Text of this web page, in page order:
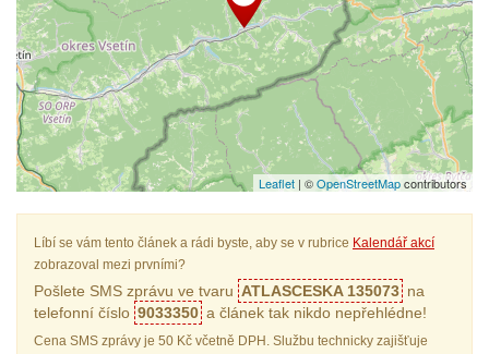
Leaflet | ©OpenStreetMapcontributors
Líbí se vám tento článek a rádi byste, aby se v rubrice Kalendář akcí
zobrazoval mezi prvními?
Pošlete SMS zprávu ve tvaru ATLASCESKA 135073 na
telefonní číslo 9033350 a článek tak nikdo nepřehlédne!
Cena SMS zprávy je 50 Kč včetně DPH. Službu technicky zajišťuje